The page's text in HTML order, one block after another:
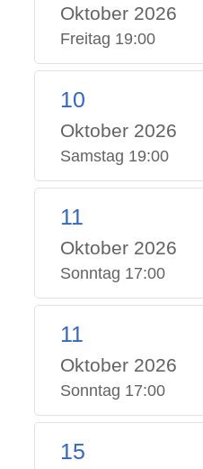
Oktober 2026
Freitag 19:00
10
Oktober 2026
Samstag 19:00
11
Oktober 2026
Sonntag 17:00
11
Oktober 2026
Sonntag 17:00
15